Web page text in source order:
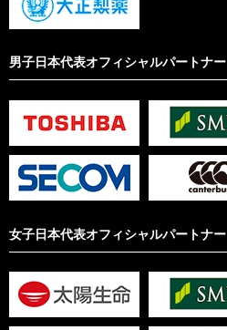
男子日本代表オフィシャルパートナー
女子日本代表オフィシャルパートナー